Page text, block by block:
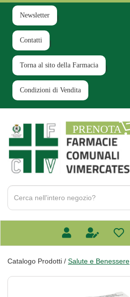
Passa
contenuto
principale
Newsletter
Contatti
Torna al sito della Farmacia
Condizioni di Vendita
Farmacia
Comunale
Cerca
Prodotto
Catalogo Prodotti / Salute e Benessere